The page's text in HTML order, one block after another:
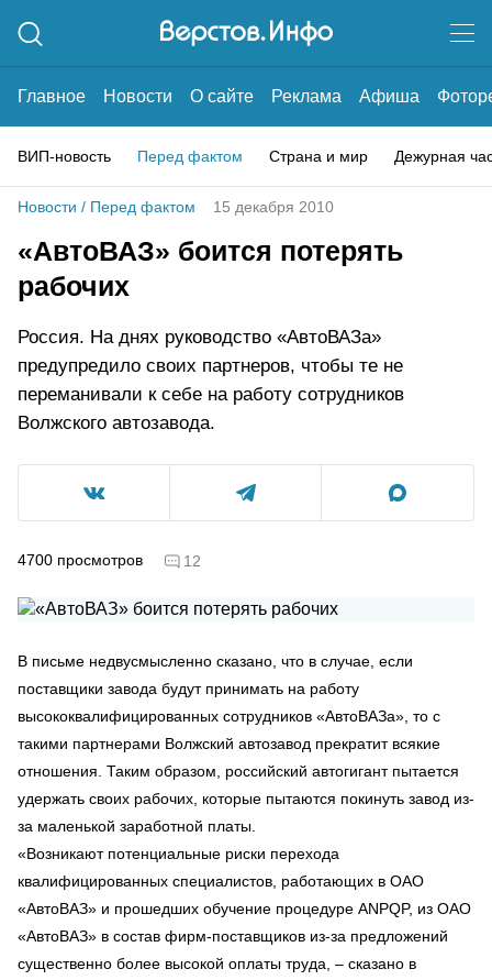
Главное Новости О сайте Реклама Афиша
ВИП-новость Перед фактом Страна и мир Дежурная
Новости / Перед фактом 15 декабря 2010
«АвтоВАЗ» боится потерять
рабочих
Россия. На днях руководство «АвтоВАЗа»
предупредило своих партнеров, чтобы те не
переманивали к себе на работу сотрудников
Волжского автозавода.
4700 просмотров 12
В письме недвусмысленно сказано, что в случае, если
поставщики завода будут принимать на работу
высококвалифицированных сотрудников «АвтоВАЗа», то с
такими партнерами Волжский автозавод прекратит всякие
отношения. Таким образом, российский автогигант пытается
удержать своих рабочих, которые пытаются покинуть завод из-
за маленькой заработной платы.
«Возникают потенциальные риски перехода
квалифицированных специалистов, работающих в ОАО
«АвтоВАЗ» и прошедших обучение процедуре ANPQP, из ОАО
«АвтоВАЗ» в состав фирм-поставщиков из-за предложений
существенно более высокой оплаты труда, – сказано в